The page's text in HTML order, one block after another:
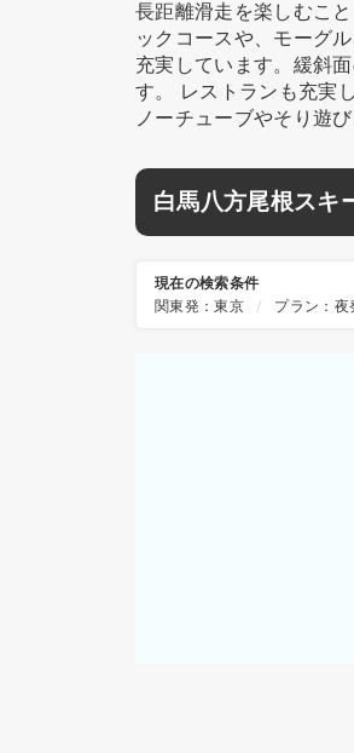
長距離滑走を楽しむこ
ックコースや、モーグ
充実しています。緩斜
す。 レストランも充実
ノーチューブやそり遊
白馬八方尾根スキ
現在の検索条件
関東発：東京
プラン：夜